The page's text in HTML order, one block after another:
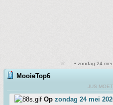
• zondag 24
MooieTop6
JUS
Op zondag 24 mei